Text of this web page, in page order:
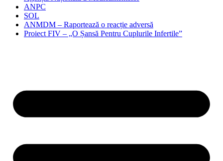
ANPC
SOL
ANMDM – Raportează o reacție adversă
Proiect FIV – „O Șansă Pentru Cuplurile Infertile”